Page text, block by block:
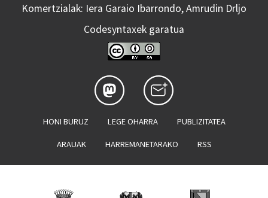
Komertzialak: Iera Garaio Ibarrondo, Amrudin Drljo
Codesyntaxek garatua
HONI BURUZ LEGE OHARRA PUBLIZITATEA
ARAUAK HARREMANETARAKO RSS